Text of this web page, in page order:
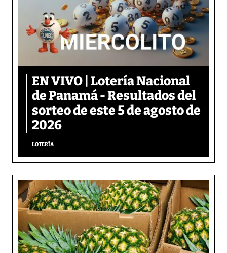
EN VIVO | Lotería Nacional
de Panamá - Resultados del
sorteo de este 5 de agosto de
2026
LOTERÍA